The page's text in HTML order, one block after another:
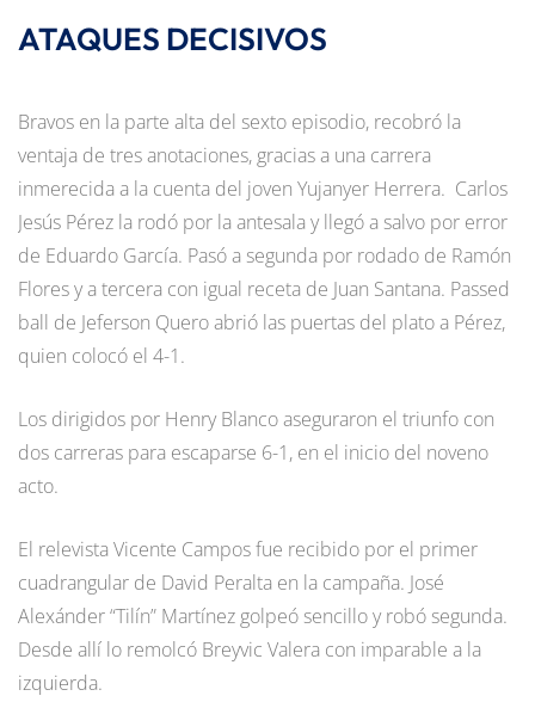
ATAQUES DECISIVOS
Bravos en la parte alta del sexto episodio, recobró la
ventaja de tres anotaciones, gracias a una carrera
inmerecida a la cuenta del joven Yujanyer Herrera. Carlos
Jesús Pérez la rodó por la antesala y llegó a salvo por error
de Eduardo García. Pasó a segunda por rodado de Ramón
Flores y a tercera con igual receta de Juan Santana. Passed
ball de Jeferson Quero abrió las puertas del plato a Pérez,
quien colocó el 4-1.
Los dirigidos por Henry Blanco aseguraron el triunfo con
dos carreras para escaparse 6-1, en el inicio del noveno
acto.
El relevista Vicente Campos fue recibido por el primer
cuadrangular de David Peralta en la campaña. José
Alexánder “Tilín” Martínez golpeó sencillo y robó segunda.
Desde allí lo remolcó Breyvic Valera con imparable a la
izquierda.